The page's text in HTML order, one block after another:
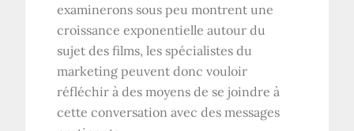
examinerons sous peu montrent une
croissance exponentielle autour du
sujet des films, les spécialistes du
marketing peuvent donc vouloir
réfléchir à des moyens de se joindre à
cette conversation avec des messages